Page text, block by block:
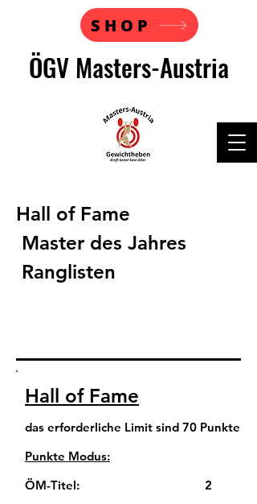
ÖGV Masters-Austria
SHOP
Hall of Fame
Master des Jahres
Ranglisten
Hall of Fame
das erforderliche Limit sind 70 Punkte
Punkte Modus:
ÖM-Titel: 2